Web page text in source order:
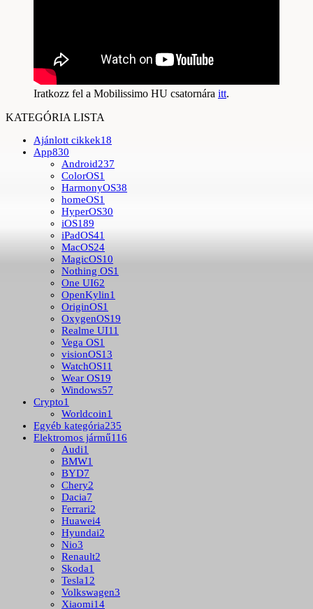
Iratkozz fel a Mobilissimo HU csatornára itt.
KATEGÓRIA LISTA
Ajánlott cikkek18
App830
Android237
ColorOS1
HarmonyOS38
homeOS1
HyperOS30
iOS189
iPadOS41
MacOS24
MagicOS10
Nothing OS1
One UI62
OpenKylin1
OriginOS1
OxygenOS19
Realme UI11
Vega OS1
visionOS13
WatchOS11
Wear OS19
Windows57
Crypto1
Worldcoin1
Egyéb kategória235
Elektromos jármű116
Audi1
BMW1
BYD7
Chery2
Dacia7
Ferrari2
Huawei4
Hyundai2
Nio3
Renault2
Skoda1
Tesla12
Volkswagen3
Xiaomi14